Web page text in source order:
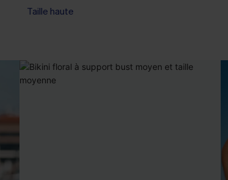
Taille haute